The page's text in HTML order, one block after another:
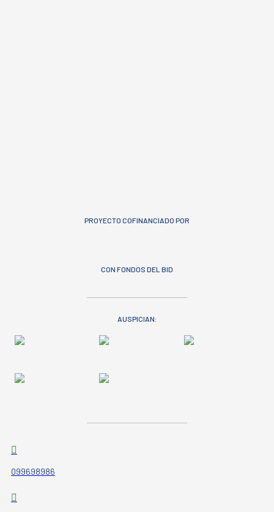
PROYECTO COFINANCIADO POR
CON FONDOS DEL BID
AUSPICIAN:
099698986